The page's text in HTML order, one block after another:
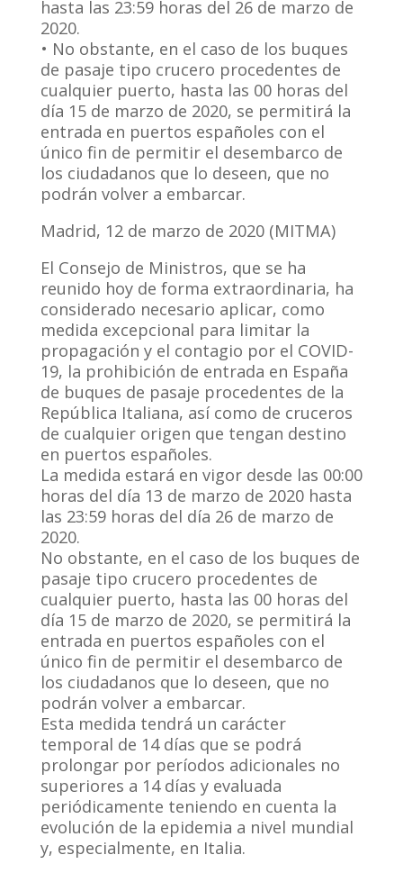
hasta las 23:59 horas del 26 de marzo de
2020.
• No obstante, en el caso de los buques
de pasaje tipo crucero procedentes de
cualquier puerto, hasta las 00 horas del
día 15 de marzo de 2020, se permitirá la
entrada en puertos españoles con el
único fin de permitir el desembarco de
los ciudadanos que lo deseen, que no
podrán volver a embarcar.
Madrid, 12 de marzo de 2020 (MITMA)
El Consejo de Ministros, que se ha
reunido hoy de forma extraordinaria, ha
considerado necesario aplicar, como
medida excepcional para limitar la
propagación y el contagio por el COVID-
19, la prohibición de entrada en España
de buques de pasaje procedentes de la
República Italiana, así como de cruceros
de cualquier origen que tengan destino
en puertos españoles.
La medida estará en vigor desde las 00:00
horas del día 13 de marzo de 2020 hasta
las 23:59 horas del día 26 de marzo de
2020.
No obstante, en el caso de los buques de
pasaje tipo crucero procedentes de
cualquier puerto, hasta las 00 horas del
día 15 de marzo de 2020, se permitirá la
entrada en puertos españoles con el
único fin de permitir el desembarco de
los ciudadanos que lo deseen, que no
podrán volver a embarcar.
Esta medida tendrá un carácter
temporal de 14 días que se podrá
prolongar por períodos adicionales no
superiores a 14 días y evaluada
periódicamente teniendo en cuenta la
evolución de la epidemia a nivel mundial
y, especialmente, en Italia.